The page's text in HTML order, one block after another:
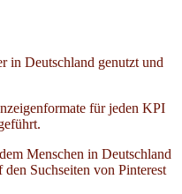
in Deutschland genutzt und
für jeden KPI
Menschen in Deutschland
Suchseiten von Pinterest